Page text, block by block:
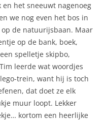
het sneeuwt nagenoeg
we nog even het bos in
de natuurijsbaan. Maar
op de bank, boek,
spelletje skipbo,
leerde wat woordjes
trein, want hij is toch
dat doet ze elk
muur loopt. Lekker
kortom een heerlijke